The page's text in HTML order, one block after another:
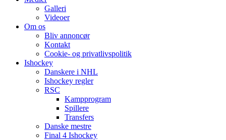
Galleri
Videoer
Om os
Bliv annoncør
Kontakt
Cookie- og privatlivspolitik
Ishockey
Danskere i NHL
Ishockey regler
RSC
Kampprogram
Spillere
Transfers
Danske mestre
Final 4 Ishockey